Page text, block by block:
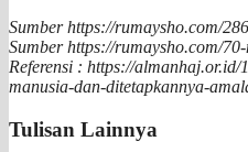
Sumber https://rumaysho.com/
Sumber https://rumaysho.com/
Referensi : https://almanhaj.or.id/
manusia-dan-ditetapkannya-
Tulisan Lainnya